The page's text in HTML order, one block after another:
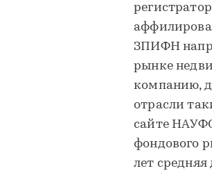
ЗПИФН
рынке
компанию,
отрасли
сайте
фондового
лет средняя